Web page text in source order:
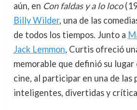
aún, en Con faldas y a lo loco
Billy Wilder, una de las
de todos los tiempos. Junto a
Jack Lemmon, Curtis ofreció
memorable que definió su
cine, al participar en una de las
inteligentes, divertidas y